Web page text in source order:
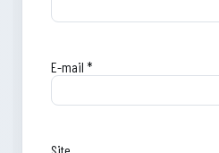
E-mail *
Site